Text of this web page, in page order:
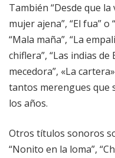
También “Desde que la
mujer ajena”, “El fua” o
“Mala maña”, “La
chiflera”, “Las indias de
mecedora”, «La
tantos merengues que
los años.
Otros títulos sonoros
“Nonito en la loma”,